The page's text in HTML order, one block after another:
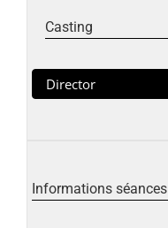
Casting
Director
Informations séances